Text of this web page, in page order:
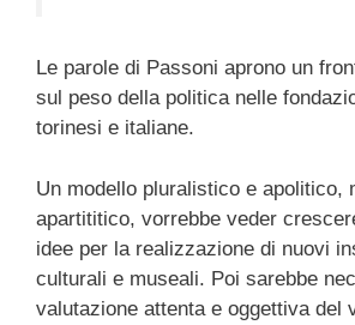
Le parole di Passoni aprono un
sul peso della politica nelle
torinesi e italiane.
Un modello pluralistico e apolitico,
apartititico, vorrebbe veder
idee per la realizzazione di nuovi
culturali e museali. Poi sarebbe
valutazione attenta e oggettiva del